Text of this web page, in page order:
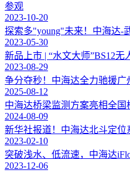
参观
2023-10-20
探索多"young"未来！中海达-
2023-05-30
新品上市 | “水文大师”BS12
2023-08-29
争分夺秒！中海达全力驰援广
2025-08-12
中海达桥梁监测方案亮相全
2024-08-09
新华社报道！中海达北斗定
2023-02-10
突破浅水、低流速，中海达
2023-12-06